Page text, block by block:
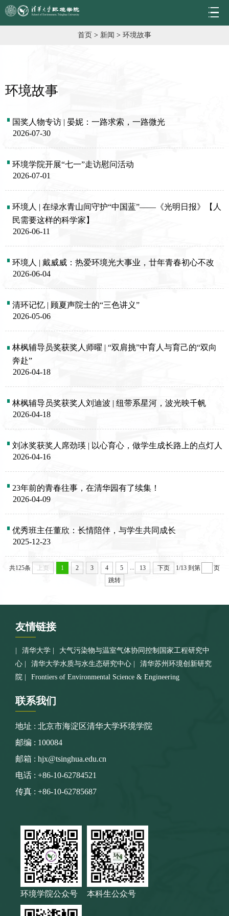
首页 > 新闻 > 环境故事
环境故事
国奖人物专访 | 晏妮：一路求索，一路微光
2026-07-30
环境学院开展“七一”走访慰问活动
2026-07-01
环境人 | 在绿水青山间守护“中国蓝”——《光明日报》【人
民需要这样的科学家】
2026-06-11
环境人 | 戴威威：热爱环境光大事业，廿年青春初心不改
2026-06-04
清环记忆 | 顾夏声院士的“三色讲义”
2026-05-06
林枫辅导员奖获奖人师曜 | “双肩挑”中育人与育己的“双向
奔赴”
2026-04-18
林枫辅导员奖获奖人刘迪波 | 纽带系星河，波光映千帆
2026-04-18
刘冰奖获奖人席劲瑛 | 以心育心，做学生成长路上的点灯人
2026-04-16
23年前的青春往事，在清华园有了续集！
2026-04-09
优秀班主任董欣：长情陪伴，与学生共同成长
2025-12-23
共125条 上页 1 2 3 4 5 13 下页 1/13 到第
页
跳转
友情链接
清华大学
大气污染物与温室气体协同控制国家工程研究中
心
清华大学水质与水生态研究中心
清华苏州环境创新研究
院
Frontiers of Environmental Science & Engineering
联系我们
地址 : 北京市海淀区清华大学环境学院
邮编 : 100084
邮箱 : hjx@tsinghua.edu.cn
电话 : +86-10-62784521
传真 : +86-10-62785687
环境学院公众号 本科生公众号